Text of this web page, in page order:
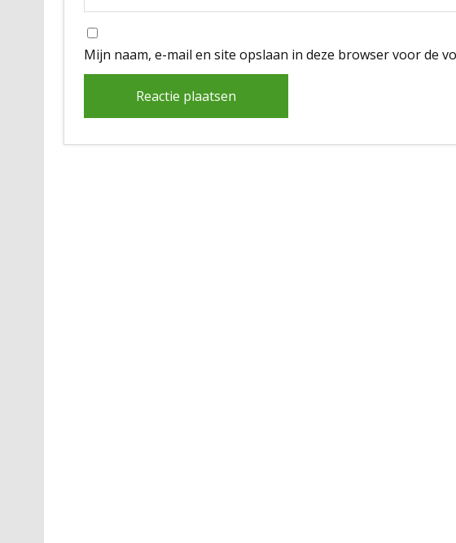
Mijn naam, e-mail en site opslaan in deze browser voor de
Alternative: